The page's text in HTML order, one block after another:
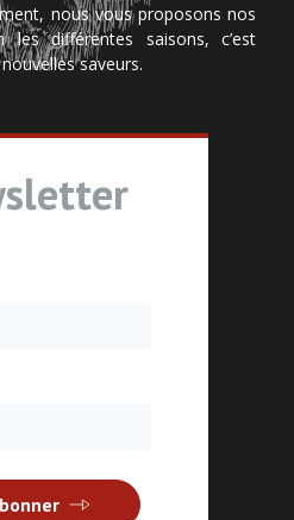
nous vous proposons nos
différentes saisons, c’est
saveurs.